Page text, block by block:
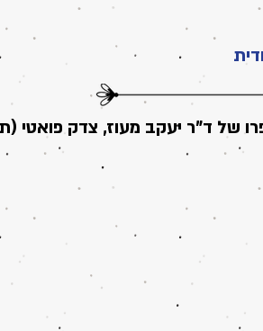
של ד"ר יעקב מעוז, צדק פואטי